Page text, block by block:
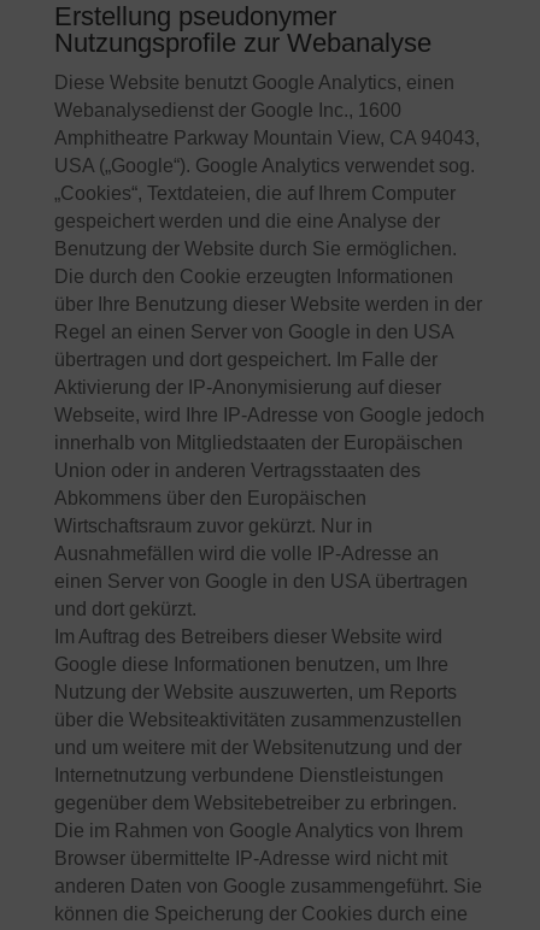
Erstellung pseudonymer
Nutzungsprofile zur Webanalyse
Diese Website benutzt Google Analytics, einen
Webanalysedienst der Google Inc., 1600
Amphitheatre Parkway Mountain View, CA 94043,
USA („Google“). Google Analytics verwendet sog.
„Cookies“, Textdateien, die auf Ihrem Computer
gespeichert werden und die eine Analyse der
Benutzung der Website durch Sie ermöglichen.
Die durch den Cookie erzeugten Informationen
über Ihre Benutzung dieser Website werden in der
Regel an einen Server von Google in den USA
übertragen und dort gespeichert. Im Falle der
Aktivierung der IP-Anonymisierung auf dieser
Webseite, wird Ihre IP-Adresse von Google jedoch
innerhalb von Mitgliedstaaten der Europäischen
Union oder in anderen Vertragsstaaten des
Abkommens über den Europäischen
Wirtschaftsraum zuvor gekürzt. Nur in
Ausnahmefällen wird die volle IP-Adresse an
einen Server von Google in den USA übertragen
und dort gekürzt.
Im Auftrag des Betreibers dieser Website wird
Google diese Informationen benutzen, um Ihre
Nutzung der Website auszuwerten, um Reports
über die Websiteaktivitäten zusammenzustellen
und um weitere mit der Websitenutzung und der
Internetnutzung verbundene Dienstleistungen
gegenüber dem Websitebetreiber zu erbringen.
Die im Rahmen von Google Analytics von Ihrem
Browser übermittelte IP-Adresse wird nicht mit
anderen Daten von Google zusammengeführt. Sie
können die Speicherung der Cookies durch eine